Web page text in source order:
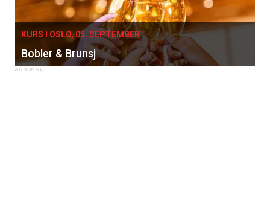
KURS I OSLO, 05. SEPTEMBER
Bobler & Brunsj